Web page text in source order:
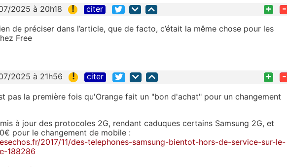
2025 à 20h18 ! citer + -
de préciser dans l’article, que de facto, c’était la même chose pour les
Free
2025 à 21h56 ! citer + -
pas la première fois qu'Orange fait un "bon d'achat" pour un changement
à jour des protocoles 2G, rendant caduques certains Samsung 2G, et
pour le changement de mobile :
2017/11/des-telephones-samsung-bientot-hors-de-service-sur-le-
188286